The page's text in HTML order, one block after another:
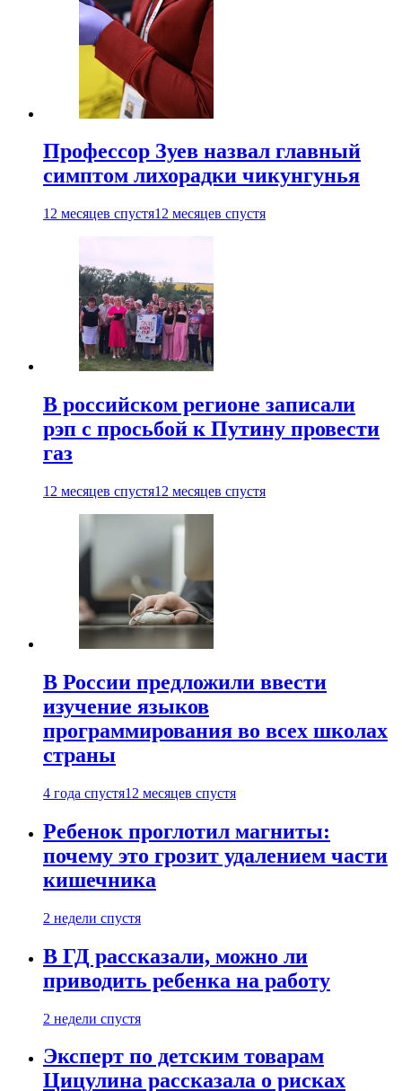
Профессор Зуев назвал главный
симптом лихорадки чикунгунья
12 месяцев спустя12 месяцев спустя
В российском регионе записали
рэп с просьбой к Путину провести
газ
12 месяцев спустя12 месяцев спустя
В России предложили ввести
изучение языков
программирования во всех школах
страны
4 года спустя12 месяцев спустя
Ребенок проглотил магниты:
почему это грозит удалением части
кишечника
2 недели спустя
В ГД рассказали, можно ли
приводить ребенка на работу
2 недели спустя
Эксперт по детским товарам
Цицулина рассказала о рисках